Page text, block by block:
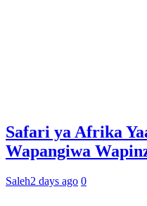
Safari ya Afrika
Wapangiwa
Saleh2 days ago 0